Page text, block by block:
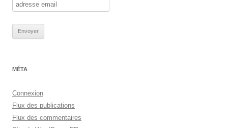
MÉTA
Connexion
Flux des publications
Flux des commentaires